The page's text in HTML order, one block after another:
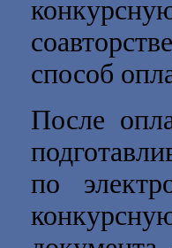
способ
После
по